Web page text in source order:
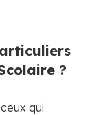
?
qui